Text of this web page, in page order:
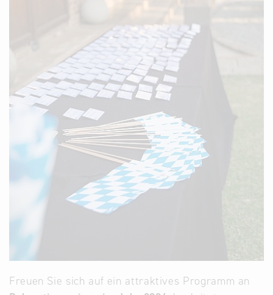
Freuen Sie sich auf ein attraktives Programm an